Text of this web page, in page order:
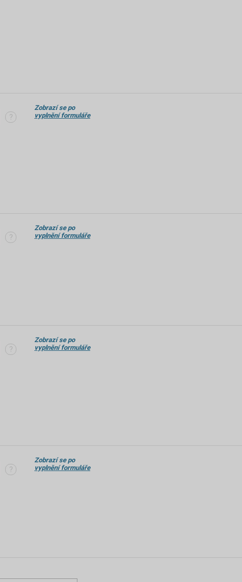
?
Zobrazí se po
vyplnění formuláře
?
Zobrazí se po
vyplnění formuláře
?
Zobrazí se po
vyplnění formuláře
?
Zobrazí se po
vyplnění formuláře